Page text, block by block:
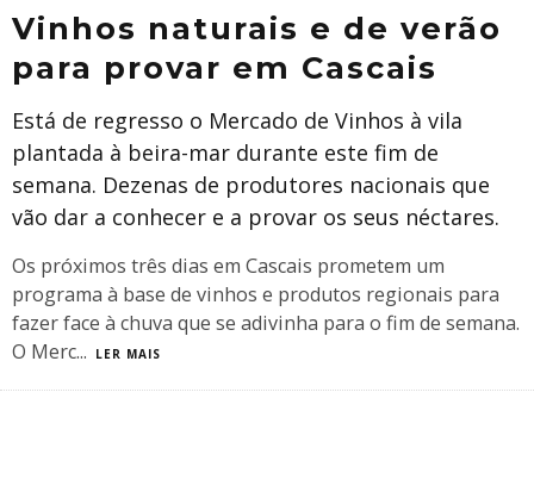
Vinhos naturais e de verão
para provar em Cascais
Está de regresso o Mercado de Vinhos à vila
plantada à beira-mar durante este fim de
semana. Dezenas de produtores nacionais que
vão dar a conhecer e a provar os seus néctares.
Os próximos três dias em Cascais prometem um
programa à base de vinhos e produtos regionais para
fazer face à chuva que se adivinha para o fim de semana.
O Merc... LER MAIS